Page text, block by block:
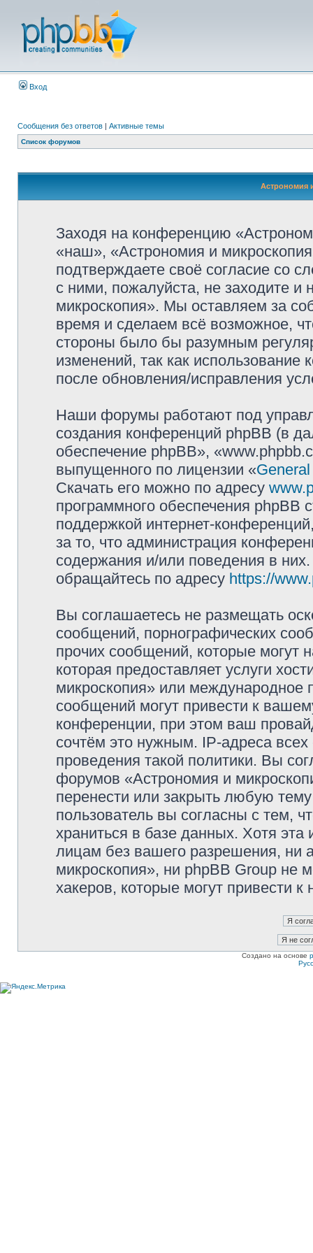
Вход
Сообщения без ответов | Активные темы
Список форумов
Астрономия
Заходя на конференцию
«наш», «Астрономия и
подтверждаете своё согласие со
с ними, пожалуйста, не заходите
микроскопия». Мы оставляем за
время и сделаем всё возможное,
стороны было бы разумным
изменений, так как
после обновления/исправления
Наши форумы работают под
создания конференций phpBB (в
обеспечение phpBB»,
выпущенного по лицензии «
Скачать его можно по адресу
программного обеспечения phpBB
поддержкой интернет-
за то, что администрация
содержания и/или поведения в
обращайтесь по адресу https://
Вы соглашаетесь не размещать
сообщений, порнографических
прочих сообщений, которые могут
которая предоставляет услуги
микроскопия» или международное
сообщений могут привести к
конференции, при этом ваш
сочтём это нужным. IP-адреса
проведения такой политики. Вы
форумов «Астрономия и
перенести или закрыть любую
пользователь вы согласны с тем,
храниться в базе данных. Хотя
лицам без вашего разрешения, ни
микроскопия», ни phpBB Group не
хакеров, которые могут привести
Создано на основе